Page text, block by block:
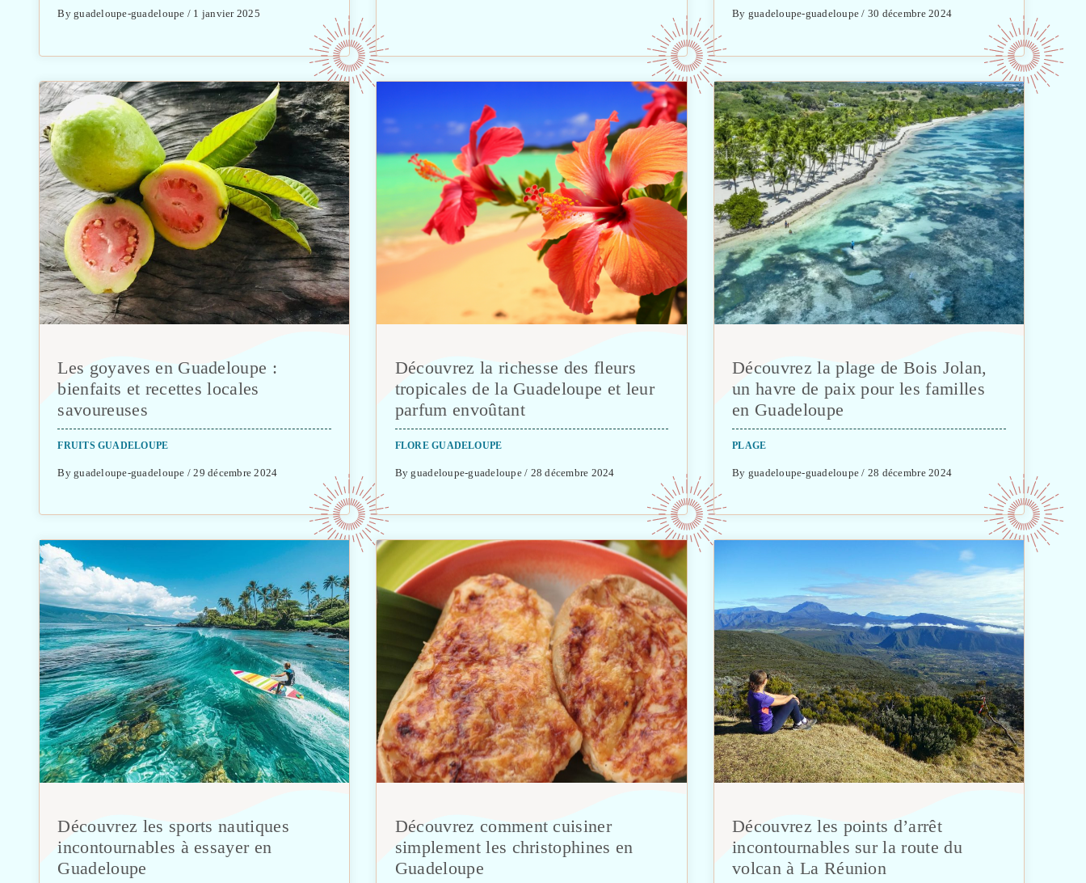
By guadeloupe-guadeloupe / 1 janvier 2025 By guadeloupe-guadeloupe / 30 décembre 2024
Les goyaves en Guadeloupe :
bienfaits et recettes locales
savoureuses
FRUITS GUADELOUPE
By guadeloupe-guadeloupe / 29 décembre 2024
Découvrez la richesse des fleurs
tropicales de la Guadeloupe et leur
parfum envoûtant
FLORE GUADELOUPE
By guadeloupe-guadeloupe / 28 décembre 2024
Découvrez la plage de Bois Jolan,
un havre de paix pour les familles
en Guadeloupe
PLAGE
By guadeloupe-guadeloupe / 28 décembre 2024
Découvrez les sports nautiques
incontournables à essayer en
Guadeloupe
Découvrez comment cuisiner
simplement les christophines en
Guadeloupe
Découvrez les points d’arrêt
incontournables sur la route du
volcan à La Réunion